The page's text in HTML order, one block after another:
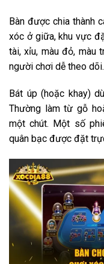
Bàn được chia thành
xóc ở giữa, khu vực
tài, xỉu, màu đỏ, màu
người chơi dễ theo dõi.
Bát úp (hoặc khay)
Thường làm từ gỗ
một chút. Một số
quân bạc được đặt